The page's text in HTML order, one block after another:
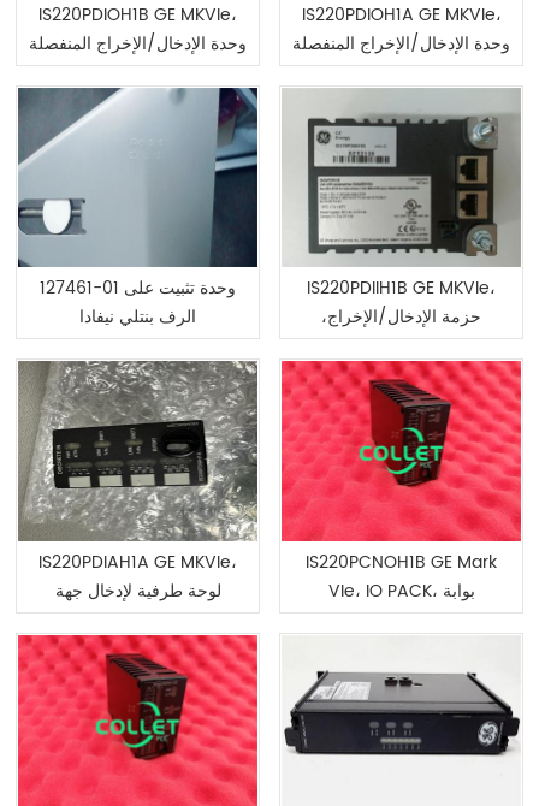
IS220PDIOH1B GE MKVIe،
وحدة الإدخال/الإخراج المنفصلة
IS220PDIOH1A GE MKVIe،
وحدة الإدخال/الإخراج المنفصلة
127461-01 وحدة تثبيت على
الرف بنتلي نيفادا
IS220PDIIH1B GE MKVIe،
حزمة الإدخال/الإخراج،
منفصلة، ​​معزولة، BPPC
IS220PDIAH1A GE MKVIe،
لوحة طرفية لإدخال جهة
الاتصال المنفصلة
IS220PCNOH1B GE Mark
VIe، IO PACK، بوابة
CANOPEN الرئيسية